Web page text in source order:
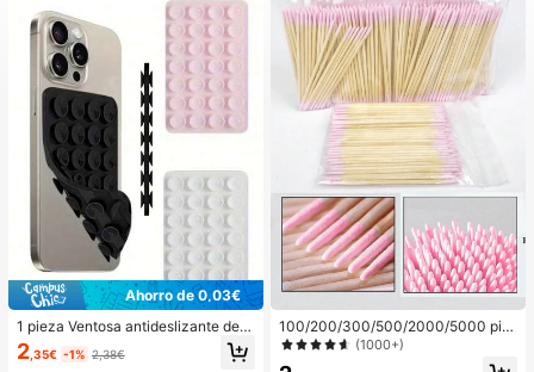
Ahorro de 0,03€
1 pieza Ventosa antideslizante de si
licona para teléfono, 28 piezas Vent
osas de silicona (almohadillas auto
2 ,35€ -1% 2,38€
100/200/300/500/2000/5000 pie
zas/20 piezas Palitos aplicadores d
e esmalte de uñas de doble extrem
(1000+)